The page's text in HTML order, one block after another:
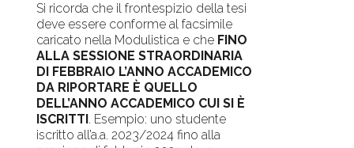
Si ricorda che il frontespizio della tesi
deve essere conforme al facsimile
caricato nella Modulistica e che FINO
ALLA SESSIONE STRAORDINARIA
DI FEBBRAIO L’ANNO ACCADEMICO
DA RIPORTARE È QUELLO
DELL’ANNO ACCADEMICO CUI SI È
ISCRITTI . Esempio: uno studente
iscritto all’a.a. 2023/2024 fino alla